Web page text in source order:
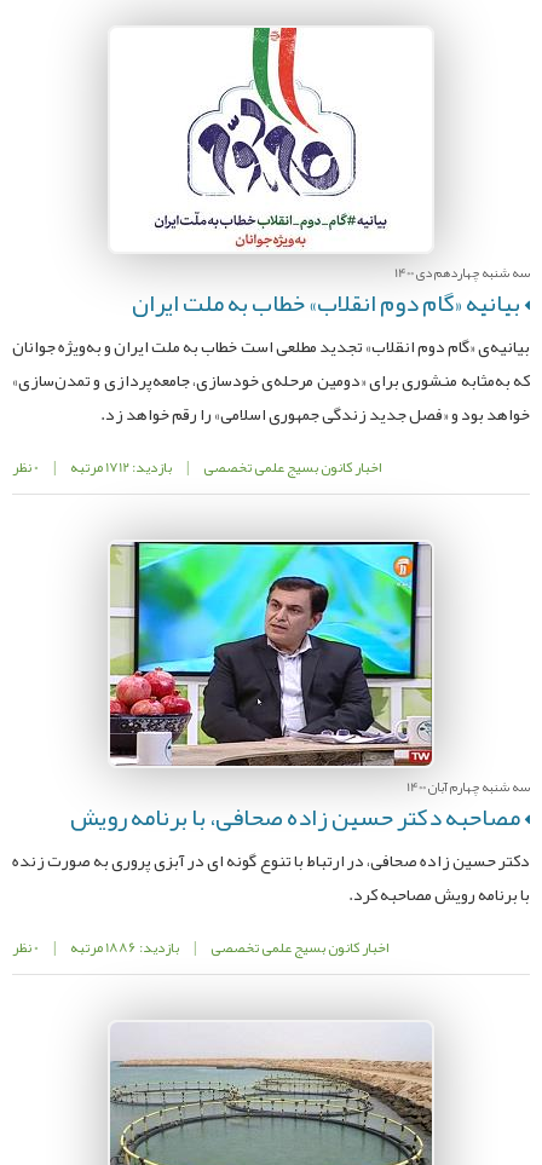
سه شنبه چهاردهم دی 1400
بیانیه «گام دوم انقلاب» خطاب به ملت ایران
بیانیه‌ی «گام دوم انقلاب» تجدید مطلعی است خطاب به ملت ایران و به‌ویژه جوانان
که به‌مثابه منشوری برای «دومین مرحله‌ی خودسازی، جامعه‌پردازی و تمدن‌سازی»
خواهد بود و «فصل جدید زندگی جمهوری اسلامی» را رقم خواهد زد.
اخبار کانون بسیج علمی تخصصی | بازدید: 1712 مرتبه | 0 نظر
سه شنبه چهارم آبان 1400
مصاحبه دکتر حسین زاده صحافی، با برنامه رویش
دکتر حسین زاده صحافی، در ارتباط با تنوع گونه ای در آبزی پروری به صورت زنده
با برنامه رویش مصاحبه کرد.
اخبار کانون بسیج علمی تخصصی | بازدید: 1886 مرتبه | 0 نظر